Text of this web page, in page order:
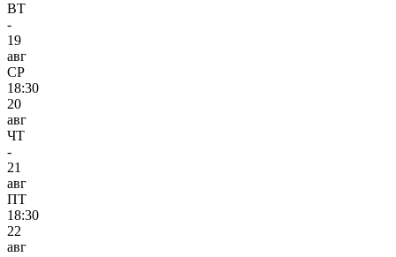
ВТ
-
19
авг
СР
18:30
20
авг
ЧТ
-
21
авг
ПТ
18:30
22
авг